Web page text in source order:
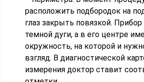
расположить подбородок на
глаз закрыть повязкой.
темной дуги, а в его центре
окружность, на которой и
взгляд. В диагностической
измерения доктор ставит